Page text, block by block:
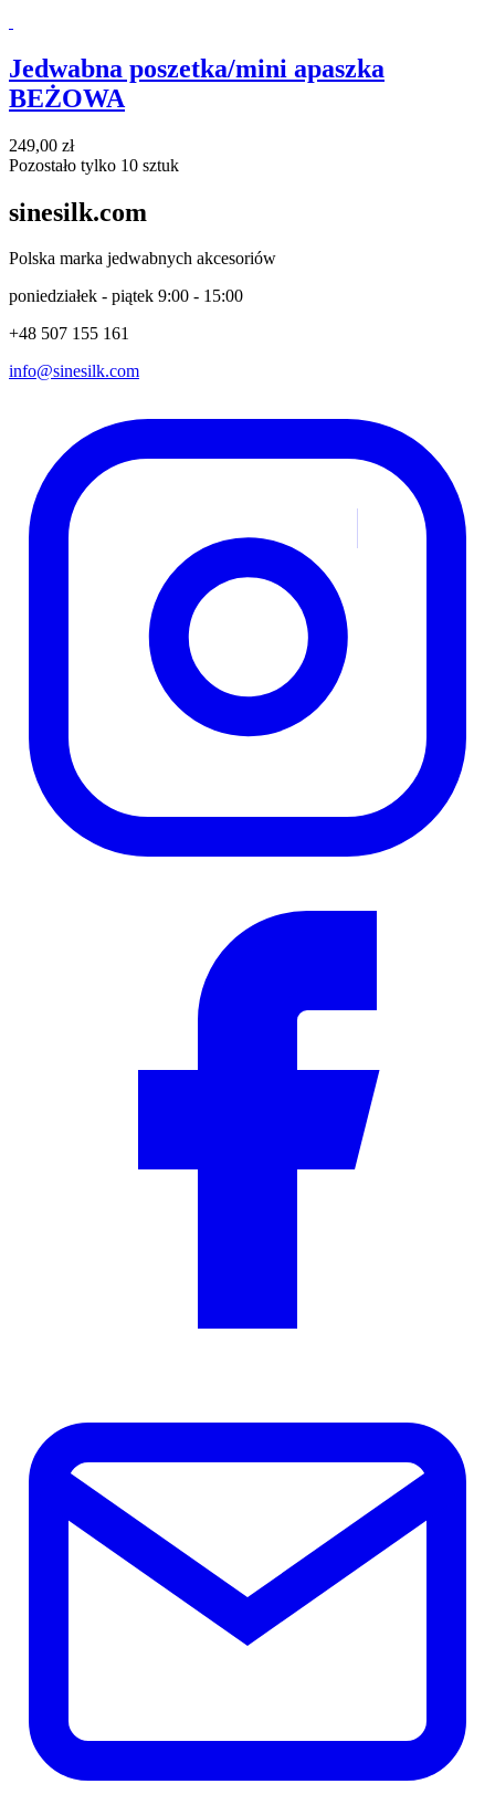
Jedwabna poszetka/mini apaszka
BEŻOWA
249,00 zł
Pozostało tylko 10 sztuk
sinesilk.com
Polska marka jedwabnych akcesoriów
poniedziałek - piątek 9:00 - 15:00
+48 507 155 161
info@sinesilk.com